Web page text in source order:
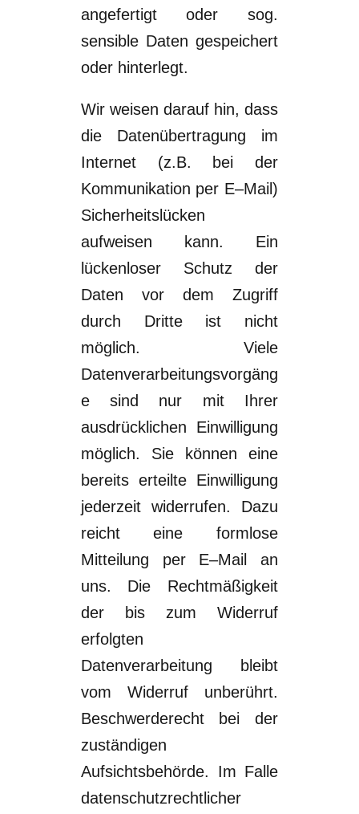
angefertigt oder sog.
sensible Daten gespeichert
oder hinterlegt.
Wir weisen darauf hin, dass
die Datenübertragung im
Internet (z.B. bei der
Kommunikation per E–Mail)
Sicherheitslücken
aufweisen kann. Ein
lückenloser Schutzder
Daten vor dem Zugriff
durch Dritte ist nicht
möglich.Viele
Datenverarbeitungsvorgäng
e sind nur mit Ihrer
ausdrücklichen Einwilligung
möglich. Sie können eine
bereits erteilte Einwilligung
jederzeit widerrufen. Dazu
reicht eineformlose
Mitteilung per E–Mail an
uns. Die Rechtmäßigkeit
der bis zum Widerruf
erfolgten
Datenverarbeitung bleibt
vom Widerruf unberührt.
Beschwerderecht bei der
zuständigen
Aufsichtsbehörde. Im Falle
datenschutzrechtlicher